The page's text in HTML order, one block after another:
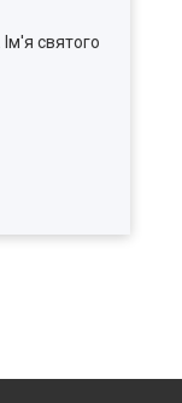
святого